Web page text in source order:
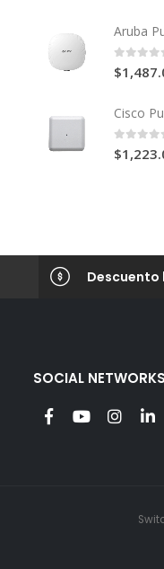
0 out
$
0 out
$
Descuento
SOCIAL NETWORKS